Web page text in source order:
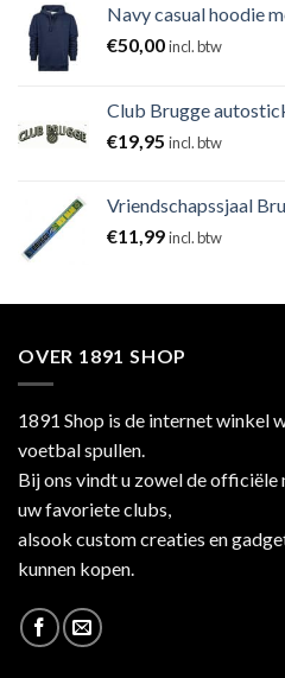
Navy casual hoodie
€50,00incl. btw
Club Brugge
€19,95 incl. btw
Vriendschapssjaal
€11,99incl. btw
OVER 1891 SHOP
1891 Shop is de internet winkel
voetbal spullen.
Bij ons vindt u zowel de
uw favoriete clubs,
alsook custom creaties en
kunnen kopen.